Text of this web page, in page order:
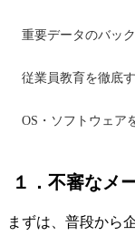
重要データのバッ
従業員教育を徹底
OS・ソフトウェア
１．不審なメ
まずは、普段から